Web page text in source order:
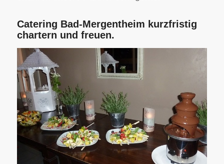
Catering Bad-Mergentheim kurzfristig
chartern und freuen.